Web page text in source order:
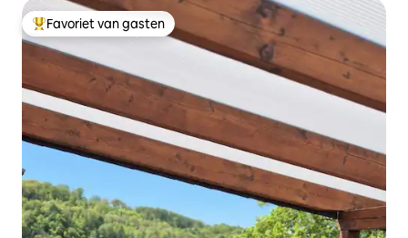
Topfavoriet van gasten
Favoriet van gasten